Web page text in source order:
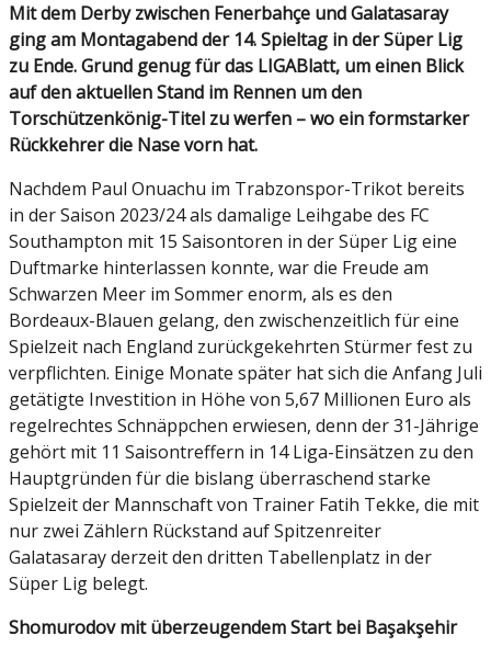
Mit dem Derby zwischen Fenerbahçe und Galatasaray
ging am Montagabend der 14. Spieltag in der Süper Lig
zu Ende. Grund genug für das LIGABlatt, um einen Blick
auf den aktuellen Stand im Rennen um den
Torschützenkönig-Titel zu werfen – wo ein formstarker
Rückkehrer die Nase vorn hat.
Nachdem Paul Onuachu im Trabzonspor-Trikot bereits
in der Saison 2023/24 als damalige Leihgabe des FC
Southampton mit 15 Saisontoren in der Süper Lig eine
Duftmarke hinterlassen konnte, war die Freude am
Schwarzen Meer im Sommer enorm, als es den
Bordeaux-Blauen gelang, den zwischenzeitlich für eine
Spielzeit nach England zurückgekehrten Stürmer fest zu
verpflichten. Einige Monate später hat sich die Anfang Juli
getätigte Investition in Höhe von 5,67 Millionen Euro als
regelrechtes Schnäppchen erwiesen, denn der 31-Jährige
gehört mit 11 Saisontreffern in 14 Liga-Einsätzen zu den
Hauptgründen für die bislang überraschend starke
Spielzeit der Mannschaft von Trainer Fatih Tekke, die mit
nur zwei Zählern Rückstand auf Spitzenreiter
Galatasaray derzeit den dritten Tabellenplatz in der
Süper Lig belegt.
Shomurodov mit überzeugendem Start bei Başakşehir